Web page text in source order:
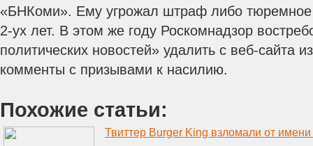
«БНКоми». Ему угрожал штраф либо тюремное
2-ух лет. В этом же году Роскомнадзор
политических новостей» удалить с веб-сайта
комменты с призывами к насилию.
Похожие статьи:
Твиттер Burger King взломали от